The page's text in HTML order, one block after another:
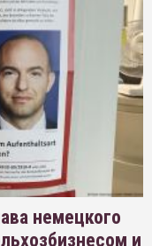
немецкого
и